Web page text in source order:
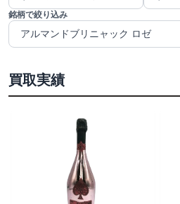
銘柄で絞り込み
買取実績